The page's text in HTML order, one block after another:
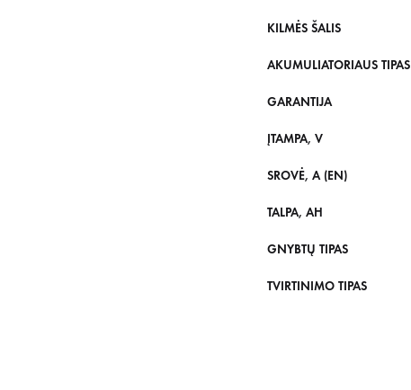
KILMĖS ŠALIS
AKUMULIATORIAUS TIPAS
GARANTIJA
ĮTAMPA, V
SROVĖ, A (EN)
TALPA, AH
GNYBTŲ TIPAS
TVIRTINIMO TIPAS